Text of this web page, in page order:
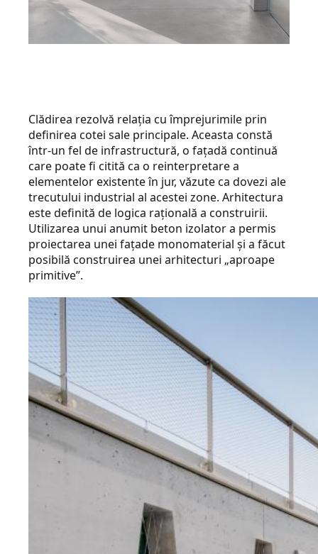
Clădirea rezolvă relația cu împrejurimile prin
definirea cotei sale principale. Aceasta constă
într-un fel de infrastructură, o fațadă continuă
care poate fi citită ca o reinterpretare a
elementelor existente în jur, văzute ca dovezi ale
trecutului industrial al acestei zone. Arhitectura
este definită de logica rațională a construirii.
Utilizarea unui anumit beton izolator a permis
proiectarea unei fațade monomaterial și a făcut
posibilă construirea unei arhitecturi „aproape
primitive”.